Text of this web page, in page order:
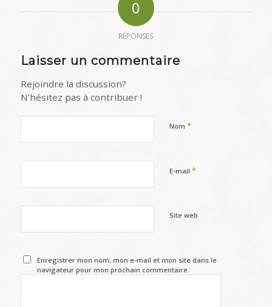
0
RÉPONSES
Laisser un commentaire
Rejoindre la discussion?
N’hésitez pas à contribuer !
Nom *
E-mail *
Site web
Enregistrer mon nom, mon e-mail et mon site dans le
navigateur pour mon prochain commentaire.